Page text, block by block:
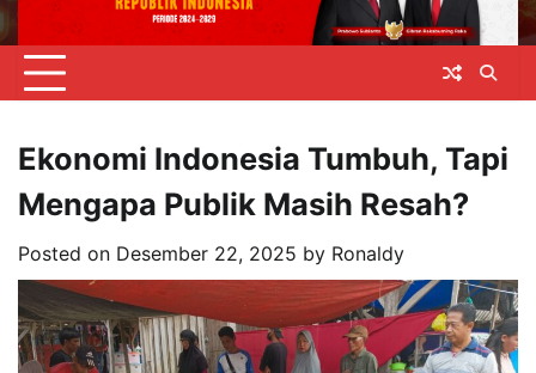
Ekonomi Indonesia Tumbuh, Tapi
Mengapa Publik Masih Resah?
Posted on Desember 22, 2025 by Ronaldy